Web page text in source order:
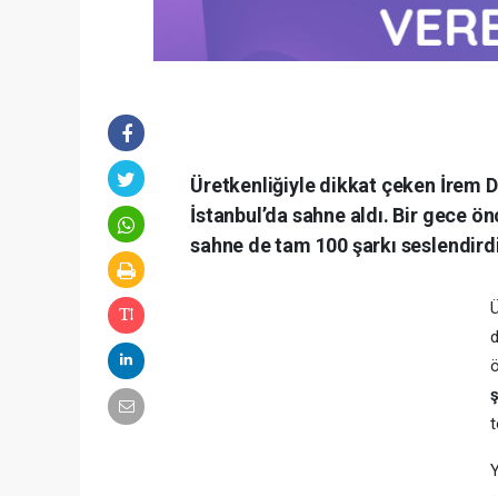
Üretkenliğiyle dikkat çeken İrem
İstanbul’da sahne aldı. Bir gece
sahne de tam 100 şarkı